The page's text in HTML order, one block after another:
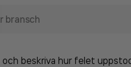
och beskriva hur felet